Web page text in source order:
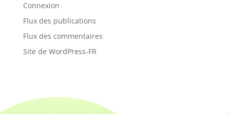
Connexion
Flux des publications
Flux des commentaires
Site de WordPress-FR